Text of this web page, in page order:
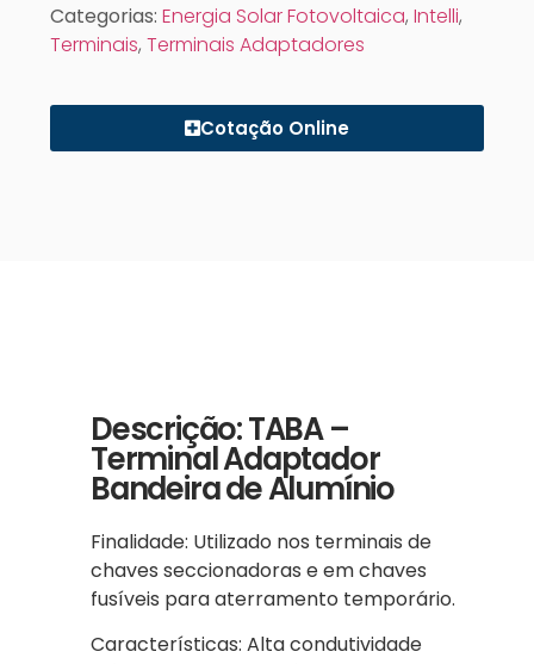
Categorias: Energia Solar Fotovoltaica, Intelli,
Terminais, Terminais Adaptadores
Cotação Online
Descrição: TABA –
Terminal Adaptador
Bandeira de Alumínio
Finalidade: Utilizado nos terminais de
chaves seccionadoras e em chaves
fusíveis para aterramento temporário.
Características: Alta condutividade